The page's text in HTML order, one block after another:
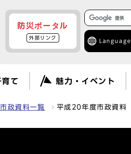
防災ポータル
外部リンク
Language
て 魅力・イベント
市政資料一覧 平成20年度市政資料